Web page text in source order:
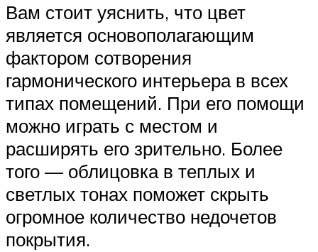
Вам стоит уяснить, что цвет
является основополагающим
фактором сотворения
гармонического интерьера в всех
типах помещений. При его помощи
можно играть с местом и
расширять его зрительно. Более
того — облицовка в теплых и
светлых тонах поможет скрыть
огромное количество недочетов
покрытия.